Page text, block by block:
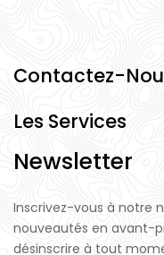
Contactez-
Les Services
Newsletter
Inscrivez-vous à notre
nouveautés en avant-
désinscrire à tout